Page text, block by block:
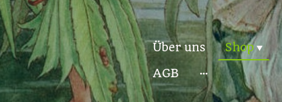
Über uns Shop
AGB